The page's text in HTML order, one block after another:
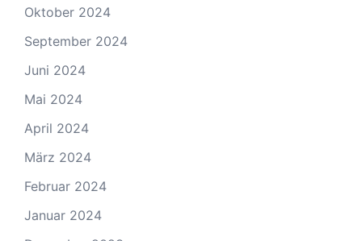
Oktober 2024
September 2024
Juni 2024
Mai 2024
April 2024
März 2024
Februar 2024
Januar 2024